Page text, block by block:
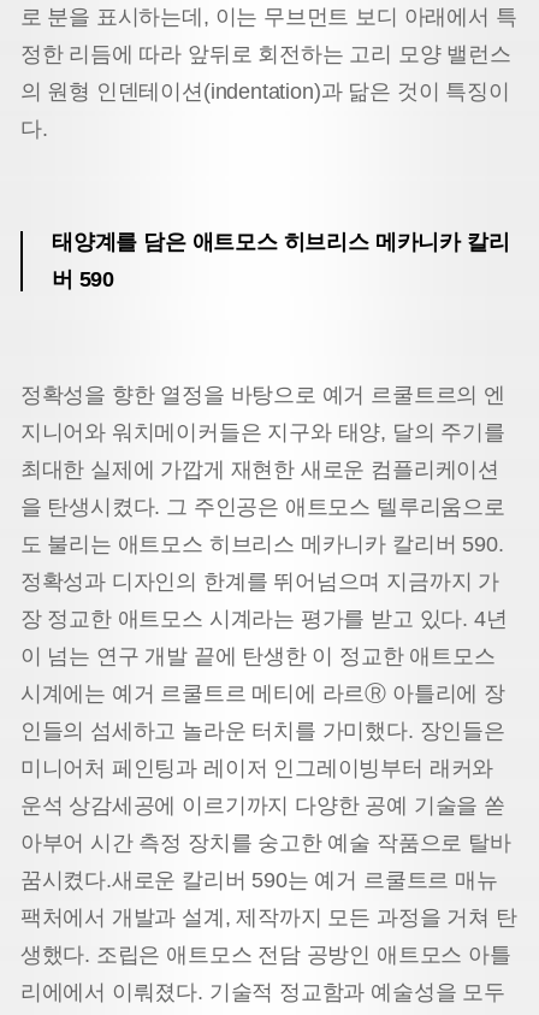
로 분을 표시하는데, 이는 무브먼트 보디 아래에서 특
정한 리듬에 따라 앞뒤로 회전하는 고리 모양 밸런스
의 원형 인덴테이션(indentation)과 닮은 것이 특징이
다.
태양계를 담은 애트모스 히브리스 메카니카 칼리
버 590
정확성을 향한 열정을 바탕으로 예거 르쿨트르의 엔
지니어와 워치메이커들은 지구와 태양, 달의 주기를
최대한 실제에 가깝게 재현한 새로운 컴플리케이션
을 탄생시켰다. 그 주인공은 애트모스 텔루리움으로
도 불리는 애트모스 히브리스 메카니카 칼리버 590.
정확성과 디자인의 한계를 뛰어넘으며 지금까지 가
장 정교한 애트모스 시계라는 평가를 받고 있다. 4년
이 넘는 연구 개발 끝에 탄생한 이 정교한 애트모스
시계에는 예거 르쿨트르 메티에 라르Ⓡ 아틀리에 장
인들의 섬세하고 놀라운 터치를 가미했다. 장인들은
미니어처 페인팅과 레이저 인그레이빙부터 래커와
운석 상감세공에 이르기까지 다양한 공예 기술을 쏟
아부어 시간 측정 장치를 숭고한 예술 작품으로 탈바
꿈시켰다.새로운 칼리버 590는 예거 르쿨트르 매뉴
팩처에서 개발과 설계, 제작까지 모든 과정을 거쳐 탄
생했다. 조립은 애트모스 전담 공방인 애트모스 아틀
리에에서 이뤄졌다. 기술적 정교함과 예술성을 모두